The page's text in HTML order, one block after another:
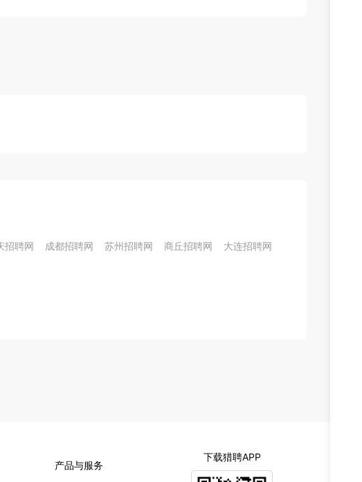
招聘网 成都招聘网 苏州招聘网 商丘招聘网 大连招聘网